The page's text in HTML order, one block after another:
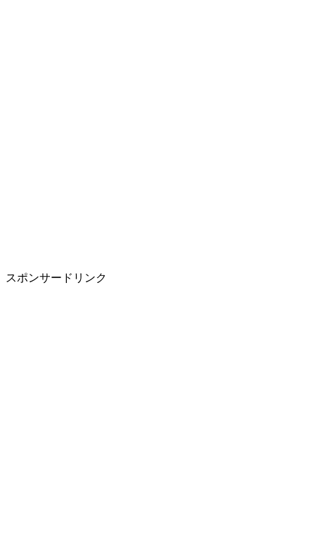
スポンサードリンク